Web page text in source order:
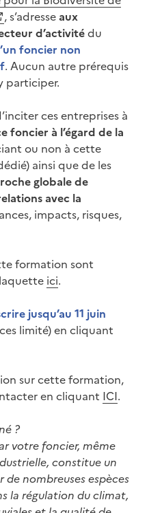
, s’adresseaux
d’activitédu
foncier non
. Aucun autre prérequis
participer.
ces entreprises à
foncier à l’égard de la
ou non à cette
ainsi que de les
globale de
avec la
impacts, risques,
formation sont
ici.
jusqu’au 11 juin
limité) en cliquant
sur cette formation,
en cliquant ICI.
?
votre foncier, même
constitue un
nombreuses espèces
la régulation du climat,